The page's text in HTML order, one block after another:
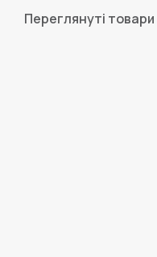
Переглянуті товари